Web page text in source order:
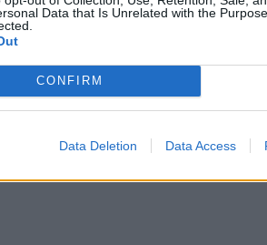
Data that Is Unrelated with the
CONFIRM
Data Deletion Data Access
του CRETALIVE
ΕΊΔΗΣΗ